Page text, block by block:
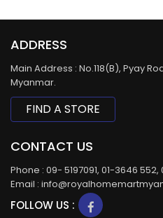
ADDRESS
Main Address : No.118(B), Pyay
Myanmar.
FIND A STORE
CONTACT US
Phone : 09- 5197091, 01-3646
Email :
FOLLOW US :